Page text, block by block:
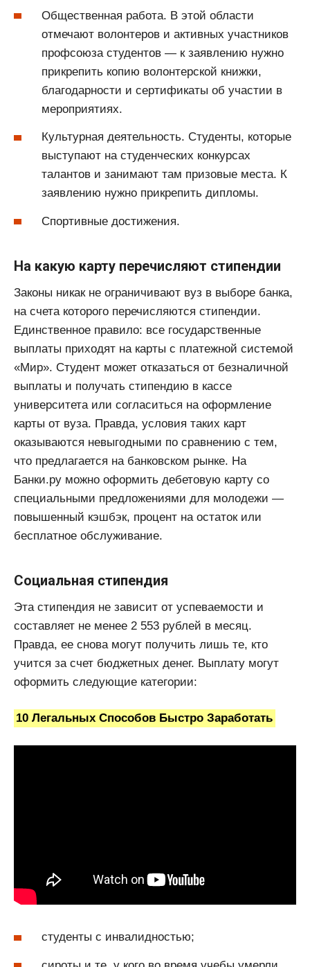
Общественная работа. В этой области
отмечают волонтеров и активных участников
профсоюза студентов — к заявлению нужно
прикрепить копию волонтерской книжки,
благодарности и сертификаты об участии в
мероприятиях.
Культурная деятельность. Студенты, которые
выступают на студенческих конкурсах
талантов и занимают там призовые места. К
заявлению нужно прикрепить дипломы.
Спортивные достижения.
На какую карту перечисляют стипендии
Законы никак не ограничивают вуз в выборе банка,
на счета которого перечисляются стипендии.
Единственное правило: все государственные
выплаты приходят на карты с платежной системой
«Мир». Студент может отказаться от безналичной
выплаты и получать стипендию в кассе
университета или согласиться на оформление
карты от вуза. Правда, условия таких карт
оказываются невыгодными по сравнению с тем,
что предлагается на банковском рынке. На
Банки.ру можно оформить дебетовую карту со
специальными предложениями для молодежи —
повышенный кэшбэк, процент на остаток или
бесплатное обслуживание.
Социальная стипендия
Эта стипендия не зависит от успеваемости и
составляет не менее 2 553 рублей в месяц.
Правда, ее снова могут получить лишь те, кто
учится за счет бюджетных денег. Выплату могут
оформить следующие категории:
10 Легальных Способов Быстро Заработать
студенты с инвалидностью;